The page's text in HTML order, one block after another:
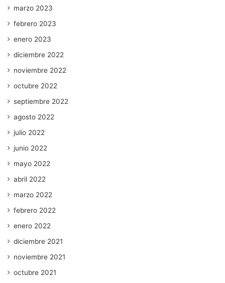
marzo 2023
febrero 2023
enero 2023
diciembre 2022
noviembre 2022
octubre 2022
septiembre 2022
agosto 2022
julio 2022
junio 2022
mayo 2022
abril 2022
marzo 2022
febrero 2022
enero 2022
diciembre 2021
noviembre 2021
octubre 2021